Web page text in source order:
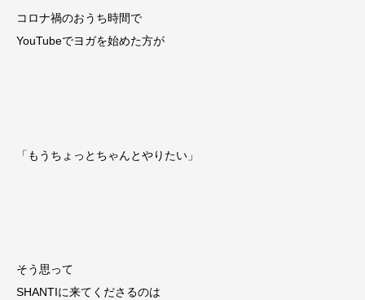
コロナ禍のおうち時間で
YouTubeでヨガを始めた方が
「もうちょっとちゃんとやりたい」
そう思って
SHANTIに来てくださるのは